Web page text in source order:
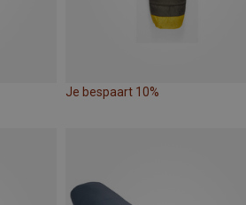
Je bespaart 10%